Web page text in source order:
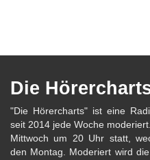
Die
"Die Hörercharts" ist eine
seit 2014 jede Woche
Mittwoch um 20 Uhr statt,
den Montag. Moderiert wird